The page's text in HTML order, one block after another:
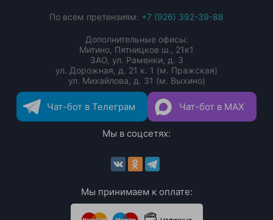
По всем претензиям: +7 (926) 392-39-88
Дополнительные офисы:
Митино, Пятницкое ш., 21к1
ЗАО, ул. Раменки, д. 3
ул. Дорожная, д. 21 к. 1 (м. Пражская)
ул. Михайлова, д. 31 (м. Выхино)
Чат-бот в Телеграм Чат-бот в MAX
Мы в соцсетях:
Мы принимаем к оплате: